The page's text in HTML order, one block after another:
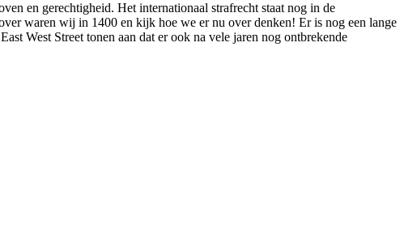
en gerechtigheid. Het internationaal strafrecht staat nog in de
waren wij in 1400 en kijk hoe we er nu over denken! Er is nog een lange
West Street tonen aan dat er ook na vele jaren nog ontbrekende